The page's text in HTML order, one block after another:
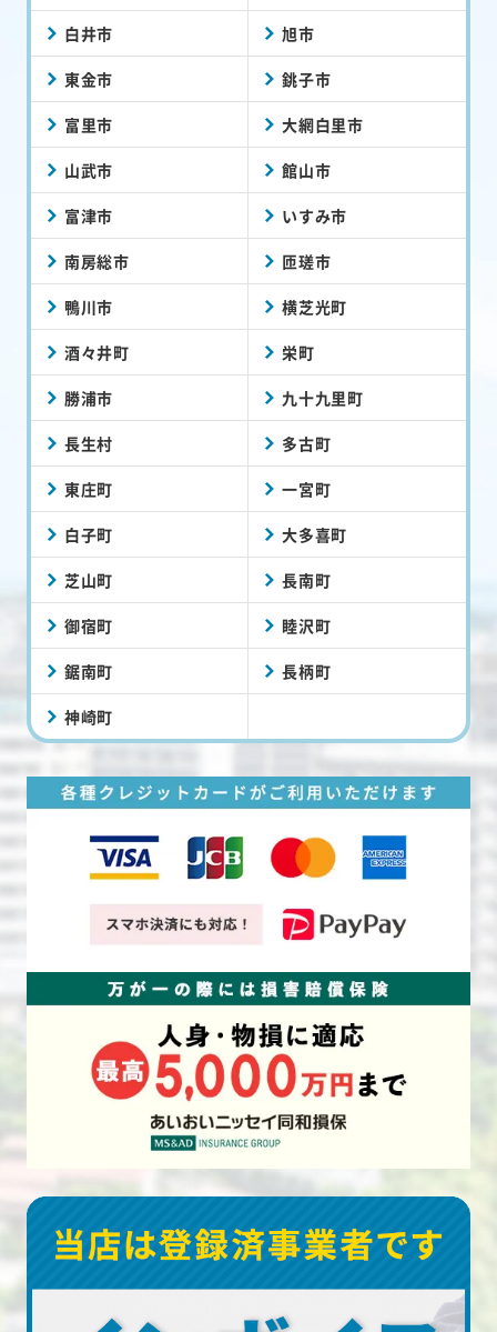
白井市 旭市
東金市 銚子市
富里市 大網白里市
山武市 館山市
富津市 いすみ市
南房総市 匝瑳市
鴨川市 横芝光町
酒々井町 栄町
勝浦市 九十九里町
長生村 多古町
東庄町 一宮町
白子町 大多喜町
芝山町 長南町
御宿町 睦沢町
鋸南町 長柄町
神崎町